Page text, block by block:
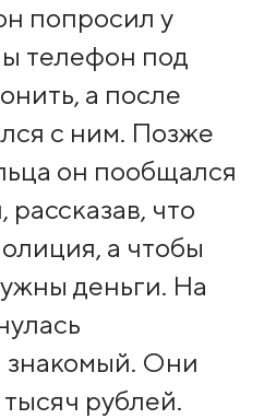
попросил у
телефон под
а после
с ним. Позже
он пообщался
что
а чтобы
деньги. На
знакомый. Они
рублей.